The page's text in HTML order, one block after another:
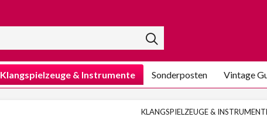
Klangspielzeuge & Instrumente Sonderposten Vintage
KLANGSPIELZEUGE &